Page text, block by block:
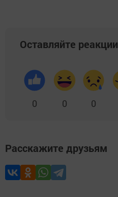
Оставляйте реакции
0 0 0
Расскажите друзьям